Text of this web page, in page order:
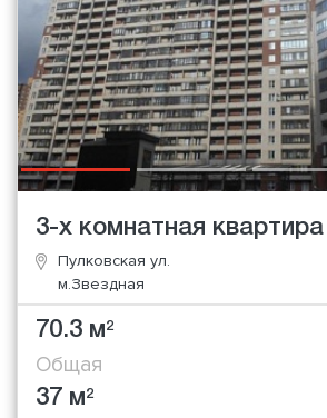
3-х комнатная квартира
Пулковская ул.
м.Звездная
70.3 м2
Общая
37 м2